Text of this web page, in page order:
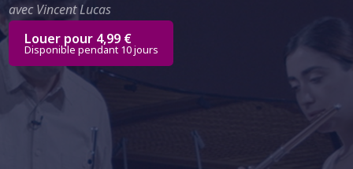
avec Vincent Lucas
Louer pour 4,99 €
Disponible pendant 10 jours